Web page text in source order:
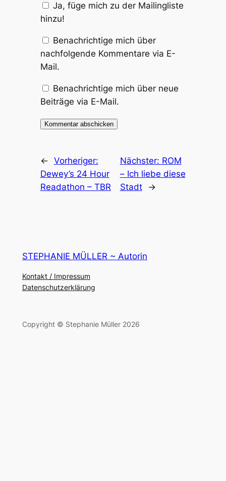
Ja, füge mich zu der Mailingliste
hinzu!
Benachrichtige mich über
nachfolgende Kommentare via E-
Mail.
Benachrichtige mich über neue
Beiträge via E-Mail.
← Vorheriger:
Dewey’s 24 Hour
Readathon – TBR
Nächster: ROM
– Ich liebe diese
Stadt
→
STEPHANIE MÜLLER ~ Autorin
Kontakt / Impressum
Datenschutzerklärung
Copyright © Stephanie Müller 2026